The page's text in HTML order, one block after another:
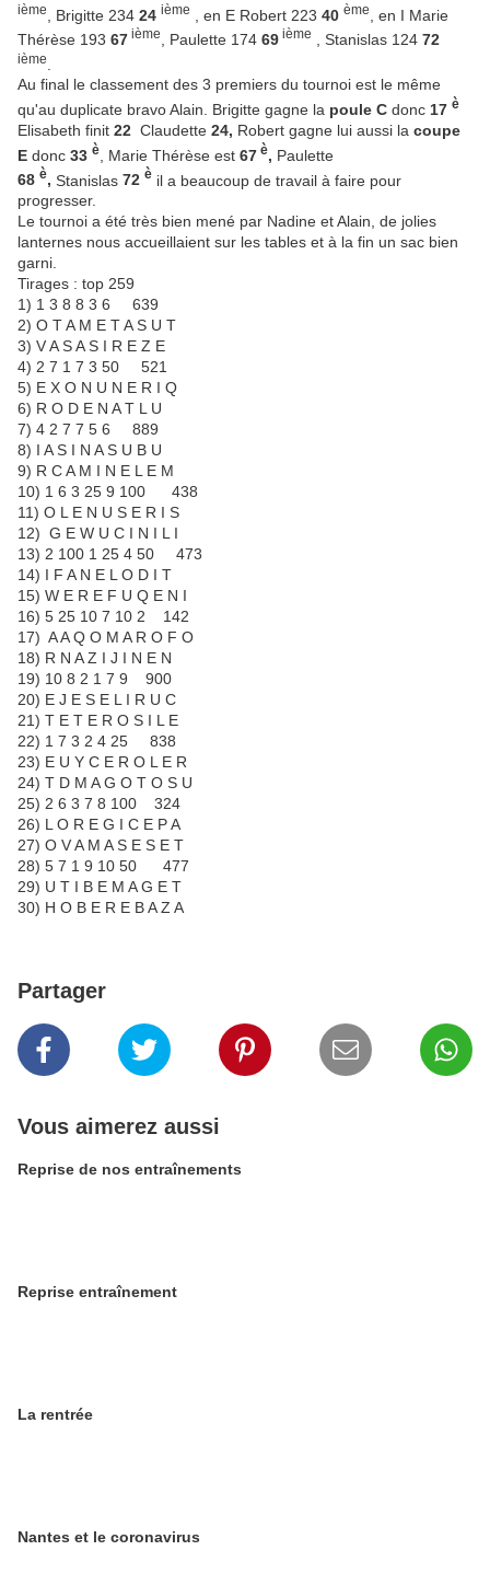
ième , Brigitte 234 24 ième , en E Robert 223 40 ème
, en I Marie
Thérèse 193 67 ième , Paulette 174 69 ième , Stanislas 124 72
ième
Au final le classement des 3 premiers du tournoi est le même
qu'au duplicate bravo Alain. Brigitte gagne la poule C donc 17 è
Elisabeth finit 22 Claudette 24, Robert gagne lui aussi la coupe
E donc 33 è , Marie Thérèse est 67 è, Paulette
68 è, Stanislas 72 è il a beaucoup de travail à faire pour
progresser.
Le tournoi a été très bien mené par Nadine et Alain, de jolies
lanternes nous accueillaient sur les tables et à la fin un sac bien
garni.
Tirages : top 259
1) 1 3 8 8 3 6 639
2) O T A M E T A S U T
3) V A S A S I R E Z E
4) 2 7 1 7 3 50 521
5) E X O N U N E R I Q
6) R O D E N A T L U
7) 4 2 7 7 5 6 889
8) I A S I N A S U B U
9) R C A M I N E L E M
10) 1 6 3 25 9 100 438
11) O L E N U S E R I S
12) G E W U C I N I L I
13) 2 100 1 25 4 50 473
14) I F A N E L O D I T
15) W E R E F U Q E N I
16) 5 25 10 7 10 2 142
17) A A Q O M A R O F O
18) R N A Z I J I N E N
19) 10 8 2 1 7 9 900
20) E J E S E L I R U C
21) T E T E R O S I L E
22) 1 7 3 2 4 25 838
23) E U Y C E R O L E R
24) T D M A G O T O S U
25) 2 6 3 7 8 100 324
26) L O R E G I C E P A
27) O V A M A S E S E T
28) 5 7 1 9 10 50 477
29) U T I B E M A G E T
30) H O B E R E B A Z A
Partager
Vous aimerez aussi
Reprise de nos entraînements
Reprise entraînement
La rentrée
Nantes et le coronavirus